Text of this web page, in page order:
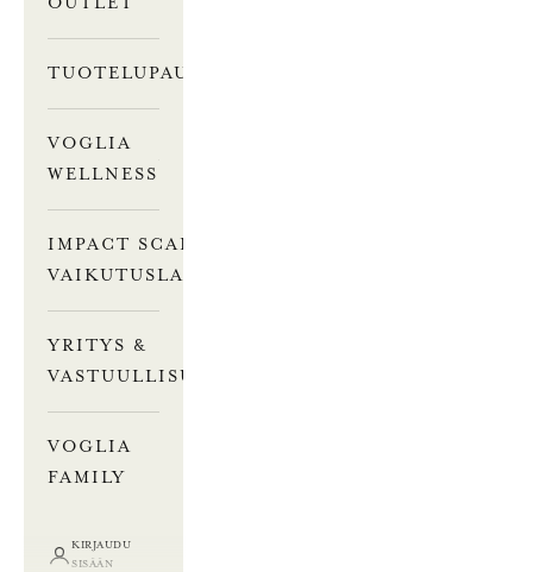
TUOTELUPAUS
VOGLIA
WELLNESS
IMPACT SCALE –
VAIKUTUSLASKURI
YRITYS &
VASTUULLISUUS
VOGLIA
FAMILY
KIRJAUDU
SISÄÄN